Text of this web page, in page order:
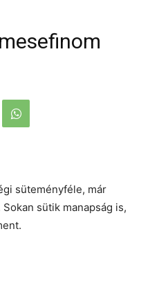
süteményféle, már
sütik manapság is,